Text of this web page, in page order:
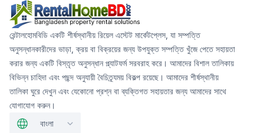
রেন্টালহোমবিডি একটি শীর্ষস্থানীয় রিয়েল এস্টেট মার্কেটপ্লেস, যা সম্পত্তি
অনুসন্ধানকারীদের ভাড়া, ক্রয় বা বিক্রয়ের জন্য উপযুক্ত সম্পত্তি খুঁজে পেতে সহায়তা
করার জন্য একটি বিস্তৃত অনুসন্ধান প্ল্যাটফর্ম সরবরাহ করে। আমাদের বিশাল তালিকায়
বিভিন্ন চাহিদা এবং পছন্দ অনুযায়ী বৈচিত্র্যময় বিকল্প রয়েছে। আমাদের শীর্ষস্থানীয়
তালিকা ঘুরে দেখুন এবং যেকোনো প্রশ্ন বা ব্যক্তিগত সহায়তার জন্য আমাদের সাথে
যোগাযোগ করুন।
বাংলা